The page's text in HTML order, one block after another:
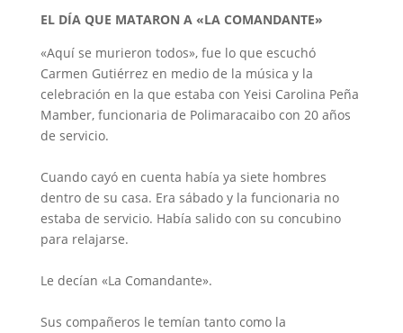
EL DÍA QUE MATARON A «LA COMANDANTE»
«Aquí se murieron todos», fue lo que escuchó
Carmen Gutiérrez en medio de la música y la
celebración en la que estaba con Yeisi Carolina Peña
Mamber, funcionaria de Polimaracaibo con 20 años
de servicio.
Cuando cayó en cuenta había ya siete hombres
dentro de su casa. Era sábado y la funcionaria no
estaba de servicio. Había salido con su concubino
para relajarse.
Le decían «La Comandante».
Sus compañeros le temían tanto como la